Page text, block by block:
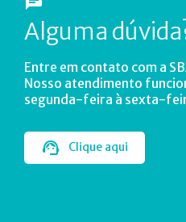
Alguma
Entre em contato com a
Nosso atendimento
segunda-feira à sexta-
Clique aqui